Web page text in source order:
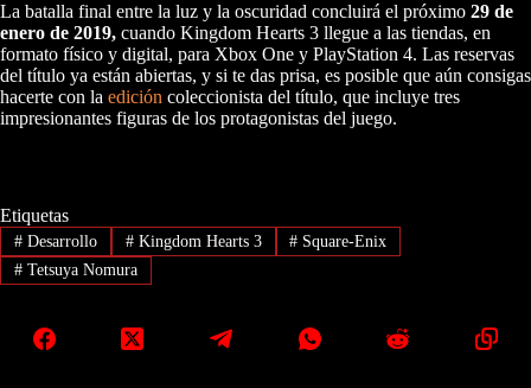
La batalla final entre la luz y la oscuridad concluirá el próximo 29 de
enero de 2019, cuando Kingdom Hearts 3 llegue a las tiendas, en
formato físico y digital, para Xbox One y PlayStation 4. Las reservas
del título ya están abiertas, y si te das prisa, es posible que aún consigas
hacerte con la edición coleccionista del título, que incluye tres
impresionantes figuras de los protagonistas del juego.
Etiquetas
#Desarrollo #Kingdom Hearts 3 # Square-Enix
#Tetsuya Nomura